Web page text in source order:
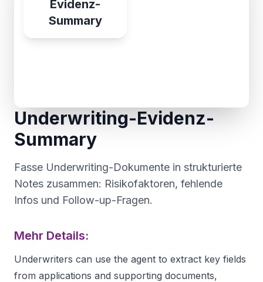
Evidenz-
Summary
Underwriting-Evidenz-
Summary
Fasse Underwriting-Dokumente in strukturierte
Notes zusammen: Risikofaktoren, fehlende
Infos und Follow-up-Fragen.
Mehr Details:
Underwriters can use the agent to extract key fields
from applications and supporting documents,